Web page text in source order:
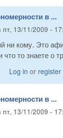
в ...
пт, 13/11/2009 -
ни кому. Это
то знаете о
Log in or register
в ...
пт, 13/11/2009 -